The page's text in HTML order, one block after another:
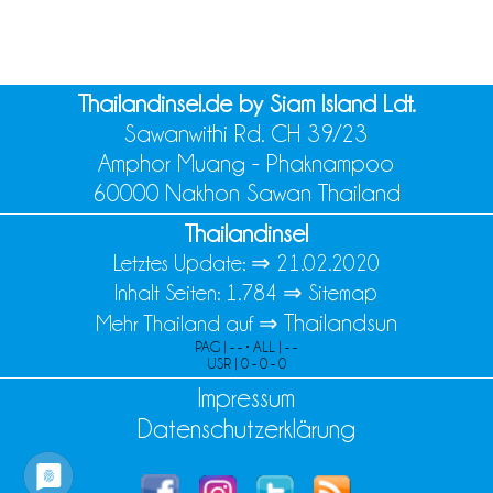
Thailandinsel.de by Siam Island Ldt.
Sawanwithi Rd. CH 39/23
Amphor Muang - Phaknampoo
60000 Nakhon Sawan Thailand
Thailandinsel
Letztes Update: ⇒ 21.02.2020
Inhalt Seiten: 1.784 ⇒ Sitemap
Mehr Thailand auf ⇒ Thailandsun
PAG | - - • ALL | - -
USR | 0 - 0 - 0
Impressum
Datenschutzerklärung